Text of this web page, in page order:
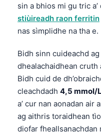
sin a bhios mi gu tric
stiùireadh raon ferritin
nas sìmplidhe na tha e.
Bidh sinn cuideachd
dhealachaidhean cruth
Bidh cuid de
cleachdadh 4,5 mmol/L
a’ cur nan aonadan air
ag aithris toraidhean
diofar fheallsanachdan
كوردی‎
پښتو
سنڌي
සිංහල
অসমীয়া
Latviešu valoda
Македонски јазик